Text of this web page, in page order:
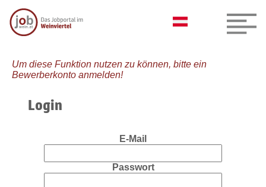
Um diese Funktion nutzen zu können, bitte ein
Bewerberkonto anmelden!
Login
E-Mail
Passwort